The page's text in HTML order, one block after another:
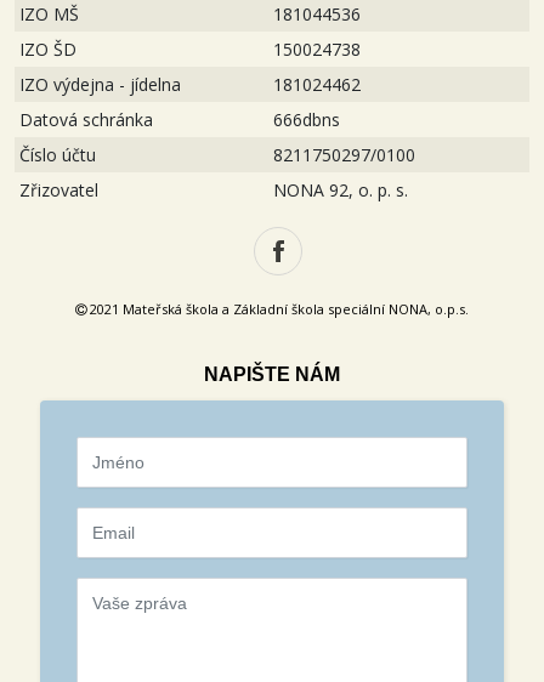
IZO MŠ
181044536
IZO ŠD
150024738
IZO výdejna - jídelna
181024462
Datová schránka
666dbns
Číslo účtu
8211750297/0100
Zřizovatel
NONA 92, o. p. s.
2021 Mateřská škola a Základní škola speciální NONA, o.p.s.
NAPIŠTE NÁM